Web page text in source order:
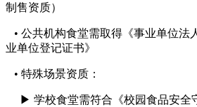
制售资质）
• 公共机构食堂需取得《事业单位法
业单位登记证书》
• 特殊场景资质：
▶ 学校食堂需符合《校园食品安全